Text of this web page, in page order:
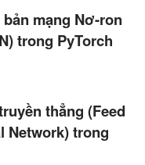
mạng Nơ-ron
trong PyTorch
thẳng (Feed
Network) trong